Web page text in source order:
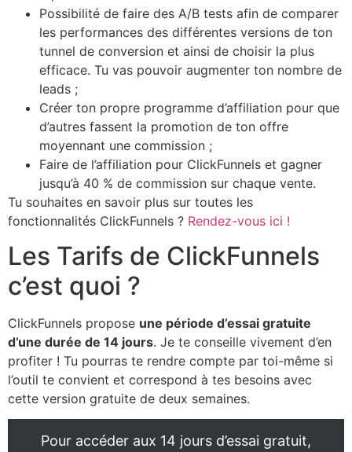
Possibilité de faire des A/B tests afin de comparer
les performances des différentes versions de ton
tunnel de conversion et ainsi de choisir la plus
efficace. Tu vas pouvoir augmenter ton nombre de
leads ;
Créer ton propre programme d’affiliation pour que
d’autres fassent la promotion de ton offre
moyennant une commission ;
Faire de l’affiliation pour ClickFunnels et gagner
jusqu’à 40 % de commission sur chaque vente.
Tu souhaites en savoir plus sur toutes les
fonctionnalités ClickFunnels ? Rendez-vous ici !
Les Tarifs de ClickFunnels
c’est quoi ?
ClickFunnels propose une période d’essai gratuite
d’une durée de 14 jours. Je te conseille vivement d’en
profiter ! Tu pourras te rendre compte par toi-même si
l’outil te convient et correspond à tes besoins avec
cette version gratuite de deux semaines.
Pour accéder aux 14 jours d’essai gratuit,